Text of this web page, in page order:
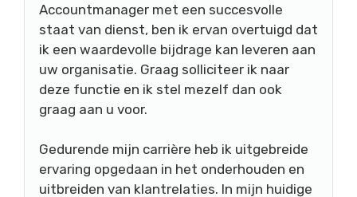
Accountmanager met een succesvolle
staat van dienst, ben ik ervan overtuigd dat
ik een waardevolle bijdrage kan leveren aan
uw organisatie. Graag solliciteer ik naar
deze functie en ik stel mezelf dan ook
graag aan u voor.
Gedurende mijn carrière heb ik uitgebreide
ervaring opgedaan in het onderhouden en
uitbreiden van klantrelaties. In mijn huidige